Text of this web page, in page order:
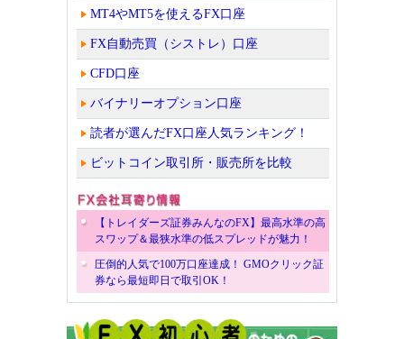
MT4やMT5を使えるFX口座
FX自動売買（シストレ）口座
CFD口座
バイナリーオプション口座
読者が選んだFX口座人気ランキング！
ビットコイン取引所・販売所を比較
【トレイダーズ証券みんなのFX】最高水準の高
スワップ＆最狭水準の低スプレッドが魅力！
圧倒的人気で100万口座達成！ GMOクリック証
券なら最短即日で取引OK！